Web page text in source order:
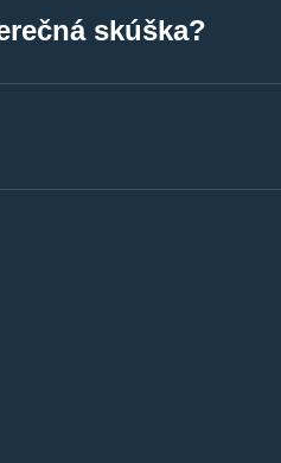
vybavené
skúška?
vybavené